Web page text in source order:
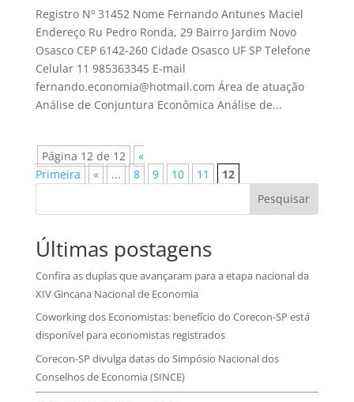
Registro Nº 31452 Nome Fernando Antunes Maciel
Endereço Ru Pedro Ronda, 29 Bairro Jardim Novo
Osasco CEP 6142-260 Cidade Osasco UF SP Telefone
Celular 11 985363345 E-mail
fernando.economia@hotmail.com Área de atuação
Análise de Conjuntura Econômica Análise de...
Página 12 de 12
«
Primeira
« ... 8 9 10 11
12
Pesquisar
Últimas postagens
Confira as duplas que avançaram para a etapa nacional da
XIV Gincana Nacional de Economia
Coworking dos Economistas: benefício do Corecon-SP está
disponível para economistas registrados
Corecon-SP divulga datas do Simpósio Nacional dos
Conselhos de Economia (SINCE)